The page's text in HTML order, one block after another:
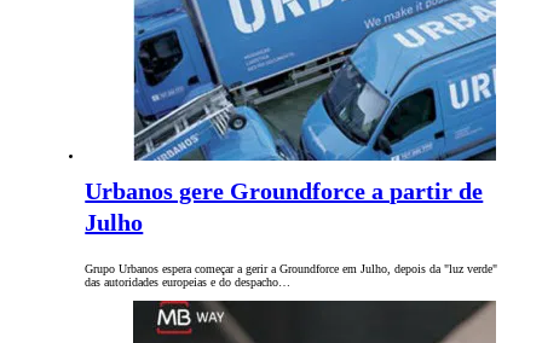
Urbanos gere Groundforce a partir de
Julho
Grupo Urbanos espera começar a gerir a Groundforce em Julho, depois da "luz verde"
das autoridades europeias e do despacho…